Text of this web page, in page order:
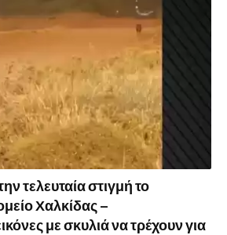
τελευταία στιγμή το
Χαλκίδας –
με σκυλιά να τρέχουν για